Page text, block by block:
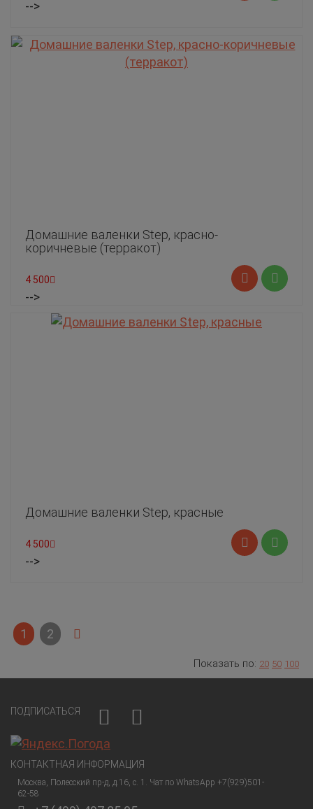
-->
Домашние валенки Step, красно-
коричневые (терракот)
4 500
-->
Домашние валенки Step, красные
4 500
-->
1 2
Показать по: 20 50 100
ПОДПИСАТЬСЯ
КОНТАКТНАЯ ИНФОРМАЦИЯ
Москва, Полесский пр-д, д.16, с. 1. Чат по WhatsApp +7(929)501-
62-58